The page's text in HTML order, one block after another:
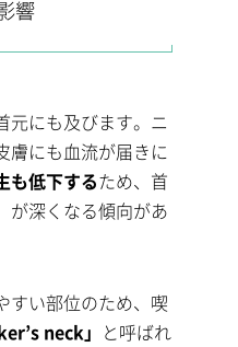
響
元にも及びます。ニ
膚にも血流が届きに
も低下するため、首
が深くなる傾向があ
すい部位のため、喫
neck」 と呼ばれ